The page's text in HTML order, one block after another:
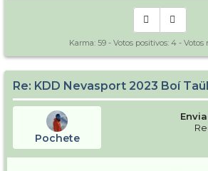
Karma: 59 - Votos positivos: 4 - Votos
Re: KDD Nevasport 2023 Boí Taüll
Pochete